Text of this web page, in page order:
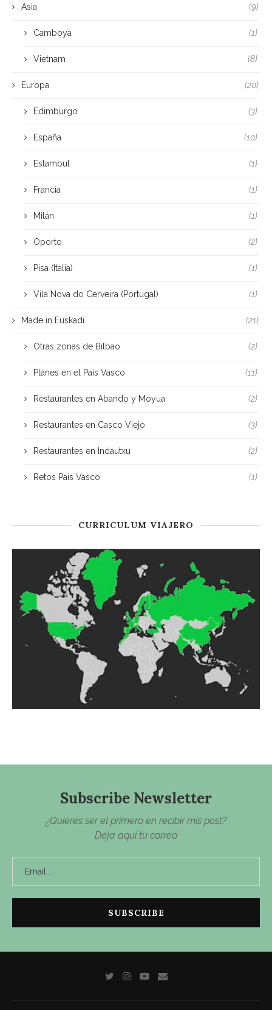
Asia (9)
Camboya (1)
Vietnam (8)
Europa (20)
Edimburgo (3)
España (10)
Estambul (1)
Francia (1)
Milán (1)
Oporto (2)
Pisa (Italia) (1)
Vila Nova do Cerveira (Portugal) (1)
Made in Euskadi (21)
Otras zonas de Bilbao (2)
Planes en el País Vasco (11)
Restaurantes en Abando y Moyua (2)
Restaurantes en Casco Viejo (3)
Restaurantes en Indautxu (2)
Retos País Vasco (1)
CURRICULUM VIAJERO
Subscribe Newsletter
¿Quieres ser el primero en recibir mis post?
Deja aquí tu correo